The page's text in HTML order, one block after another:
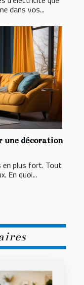
dans vos...
une décoration
en plus fort. Tout
En quoi...